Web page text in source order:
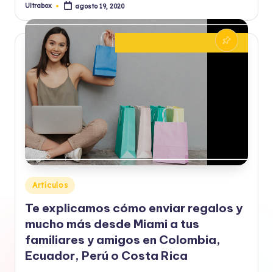
Publicado
Ultrabox agosto 19, 2020
Publicado
en
Artículos
Te explicamos cómo enviar regalos y
mucho más desde Miami a tus
familiares y amigos en Colombia,
Ecuador, Perú o Costa Rica